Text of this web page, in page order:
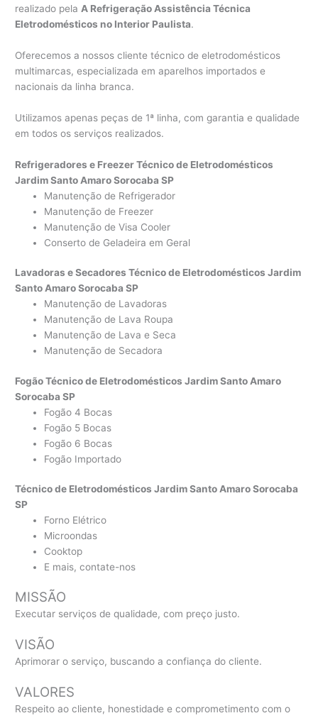
realizado pela A Refrigeração Assistência Técnica
Eletrodomésticos no Interior Paulista.
Oferecemos a nossos cliente técnico de eletrodomésticos
multimarcas, especializada em aparelhos importados e
nacionais da linha branca.
Utilizamos apenas peças de 1ª linha, com garantia e qualidade
em todos os serviços realizados.
Refrigeradores e Freezer Técnico de Eletrodomésticos
Jardim Santo Amaro Sorocaba SP
Manutenção de Refrigerador
Manutenção de Freezer
Manutenção de Visa Cooler
Conserto de Geladeira em Geral
Lavadoras e Secadores Técnico de Eletrodomésticos Jardim
Santo Amaro Sorocaba SP
Manutenção de Lavadoras
Manutenção de Lava Roupa
Manutenção de Lava e Seca
Manutenção de Secadora
Fogão Técnico de Eletrodomésticos Jardim Santo Amaro
Sorocaba SP
Fogão 4 Bocas
Fogão 5 Bocas
Fogão 6 Bocas
Fogão Importado
Técnico de Eletrodomésticos Jardim Santo Amaro Sorocaba
SP
Forno Elétrico
Microondas
Cooktop
E mais, contate-nos
MISSÃO
Executar serviços de qualidade, com preço justo.
VISÃO
Aprimorar o serviço, buscando a confiança do cliente.
VALORES
Respeito ao cliente, honestidade e comprometimento com o